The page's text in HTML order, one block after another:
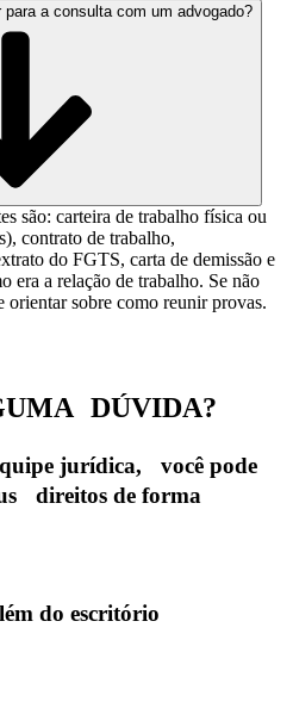
a consulta com um advogado?
são: carteira de trabalho física ou
contrato de trabalho,
do FGTS, carta de demissão e
era a relação de trabalho. Se não
orientar sobre como reunir provas.
DÚVIDA?
jurídica, você pode
direitos de forma
do escritório